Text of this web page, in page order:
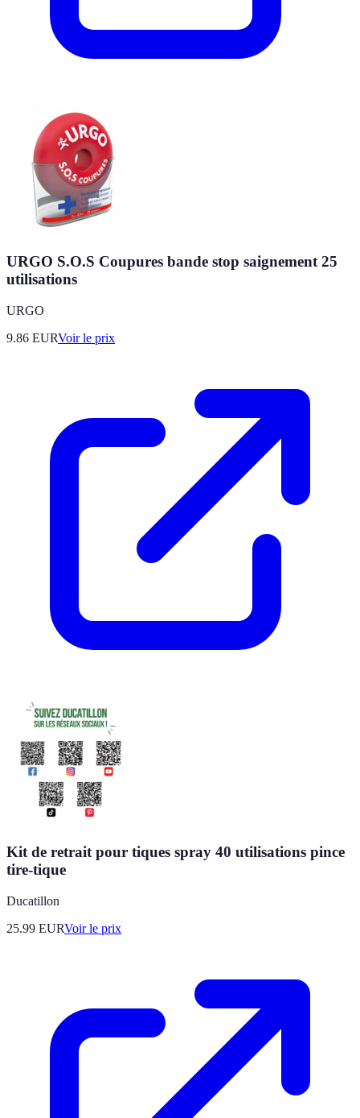
URGO S.O.S Coupures bande stop saignement 25
utilisations
URGO
9.86 EURVoir le prix
Kit de retrait pour tiques spray 40 utilisations pince
tire-tique
Ducatillon
25.99 EURVoir le prix